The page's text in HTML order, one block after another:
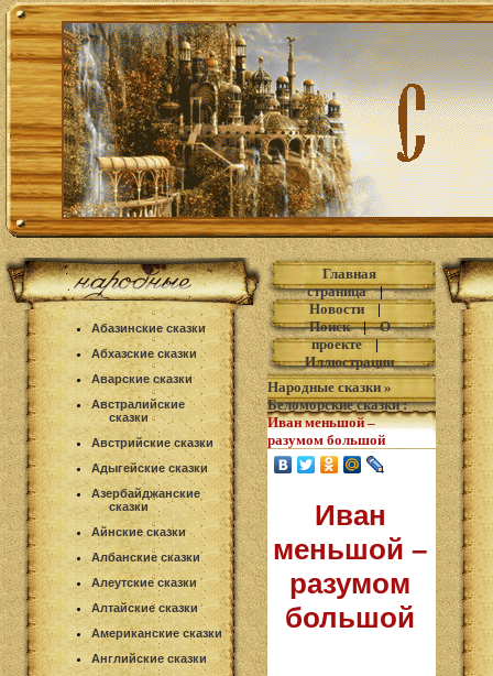
Абазинские сказки
Абхазские сказки
Аварские сказки
Австралийские
сказки
Австрийские сказки
Адыгейские сказки
Азербайджанские
сказки
Айнские сказки
Албанские сказки
Алеутские сказки
Алтайские сказки
Американские сказки
Английские сказки
Главная
страница|
Новости|
Поиск|О
проекте|
Иллюстрации
Народные сказки »
Беломорские сказки:
Иван меньшой –
разумом большой
Иван
меньшой –
разумом
большой